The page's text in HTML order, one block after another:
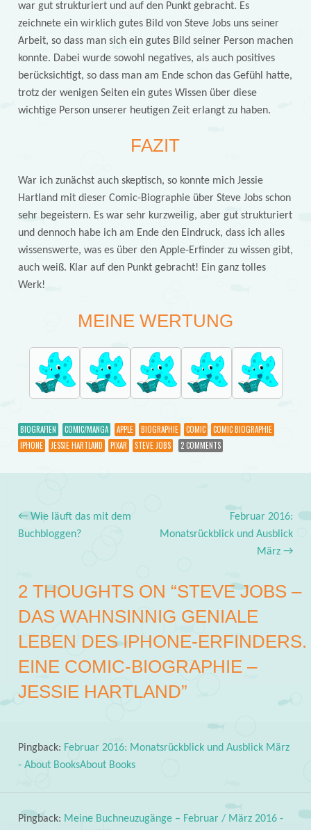
war gut strukturiert und auf den Punkt gebracht. Es
zeichnete ein wirklich gutes Bild von Steve Jobs uns seiner
Arbeit, so dass man sich ein gutes Bild seiner Person machen
konnte. Dabei wurde sowohl negatives, als auch positives
berücksichtigt, so dass man am Ende schon das Gefühl hatte,
trotz der wenigen Seiten ein gutes Wissen über diese
wichtige Person unserer heutigen Zeit erlangt zu haben.
FAZIT
War ich zunächst auch skeptisch, so konnte mich Jessie
Hartland mit dieser Comic-Biographie über Steve Jobs schon
sehr begeistern. Es war sehr kurzweilig, aber gut strukturiert
und dennoch habe ich am Ende den Eindruck, dass ich alles
wissenswerte, was es über den Apple-Erfinder zu wissen gibt,
auch weiß. Klar auf den Punkt gebracht! Ein ganz tolles
Werk!
MEINE WERTUNG
BIOGRAFIEN COMIC/MANGA APPLE BIOGRAPHIE COMIC
COMIC BIOGRAPHIE
IPHONE
JESSIE HARTLAND PIXAR STEVE JOBS 2 COMMENTS
Post navigation
←Wie läuft das mit dem
Buchbloggen?
Februar 2016:
Monatsrückblick und Ausblick
März→
2 THOUGHTS ON “STEVE JOBS –
DAS WAHNSINNIG GENIALE
LEBEN DES IPHONE-ERFINDERS.
EINE COMIC-BIOGRAPHIE –
JESSIE HARTLAND”
Pingback: Februar 2016: Monatsrückblick und Ausblick März
- About BooksAbout Books
Pingback: Meine Buchneuzugänge – Februar / März 2016 -